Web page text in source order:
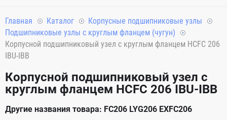
Главная Каталог
Корпусные подшипниковые узлы
Подшипниковые узлы с круглым фланцем (чугун)
Корпусной подшипниковый узел с круглым фланцем HCFC 206
IBU-IBB
Корпусной подшипниковый узел с
круглым фланцем HCFC 206 IBU-IBB
Другие названия товара: FC206 LYG206 EXFC206